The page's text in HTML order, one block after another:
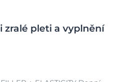
zralé pleti a vyplnění